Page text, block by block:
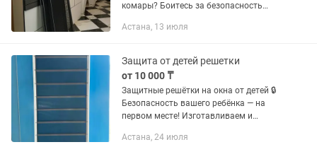
комары? Боитесь за безопасность
Москитные сетки — защита от
защита детей...
Астана, 13 июля
Защита от детей решетки
от 10 000 ₸
Защитные решётки на окна от детей 🔒
Безопасность вашего ребёнка — на
первом месте! Изготавливаем и
решётки на окна. ✅ Надёжная защита
Астана, 24 июля